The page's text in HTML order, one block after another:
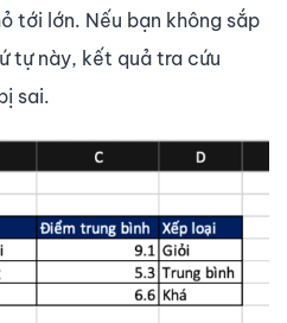
tới lớn. Nếu bạn không sắp
tự này, kết quả tra cứu
sai.